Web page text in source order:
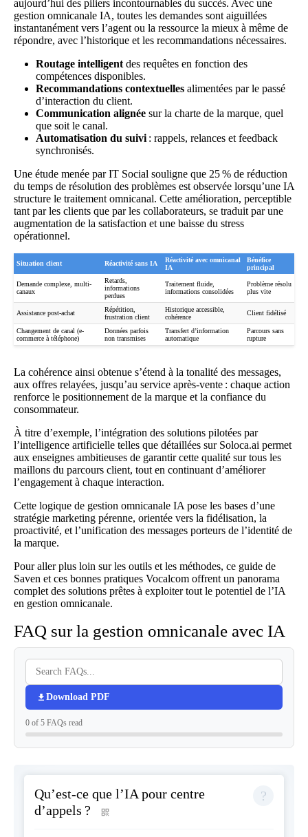
aujourd’hui des piliers incontournables du succès. Avec une
gestion omnicanale IA, toutes les demandes sont aiguillées
instantanément vers l’agent ou la ressource la mieux à même de
répondre, avec l’historique et les recommandations nécessaires.
Routage intelligent des requêtes en fonction des
compétences disponibles.
Recommandations contextuelles alimentées par le passé
d’interaction du client.
Communication alignée sur la charte de la marque, quel
que soit le canal.
Automatisation du suivi : rappels, relances et feedback
synchronisés.
Une étude menée parIT Social souligne que 25 % de réduction
du temps de résolution des problèmes est observée lorsqu’une IA
structure le traitement omnicanal. Cette amélioration, perceptible
tant par les clients que par les collaborateurs, se traduit par une
augmentation de la satisfaction et une baisse du stress
opérationnel.
Situation client Réactivité sans IA
Réactivité avec omnicanal
IA
Bénéfice
principal
Demande complexe, multi-
canaux
Retards,
informations
perdues
Traitement fluide,
informations consolidées
Problème résolu
plus vite
Assistance post-achat
Répétition,
frustration client
Historique accessible,
cohérence
Client fidélisé
Changement de canal (e-
commerce à téléphone)
Données parfois
non transmises
Transfert d’information
automatique
Parcours sans
rupture
La cohérence ainsi obtenue s’étend à la tonalité des messages,
aux offres relayées, jusqu’au service après-vente : chaque action
renforce le positionnement de la marque et la confiance du
consommateur.
À titre d’exemple, l’intégration des solutions pilotées par
l’intelligence artificielle telles que détaillées sur Soloca.ai permet
aux enseignes ambitieuses de garantir cette qualité sur tous les
maillons du parcours client, tout en continuant d’améliorer
l’engagement à chaque interaction.
Cette logique de gestion omnicanale IA pose les bases d’une
stratégie marketing pérenne, orientée vers la fidélisation, la
proactivité, et l’unification des messages porteurs de l’identité de
la marque.
Pour aller plus loin sur les outils et les méthodes, ce guide de
Saven et ces bonnes pratiques Vocalcom offrent un panorama
complet des solutions prêtes à exploiter tout le potentiel de l’IA
en gestion omnicanale.
FAQ sur la gestion omnicanale avec IA
Download PDF
0 of 5 FAQs read
Qu’est-ce que l’IA pour centre
d’appels ?